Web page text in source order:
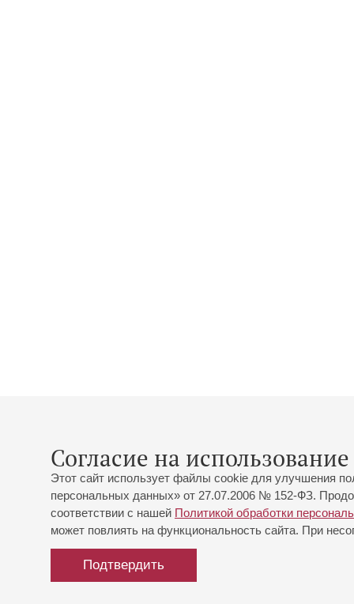
Согласие на
Этот сайт использует файлы cookie для улучшения
персональных данных» от 27.07.2006 № 152-ФЗ.
соответствии с нашей Политикой обработки
может повлиять на функциональность сайта. При
Подтвердить